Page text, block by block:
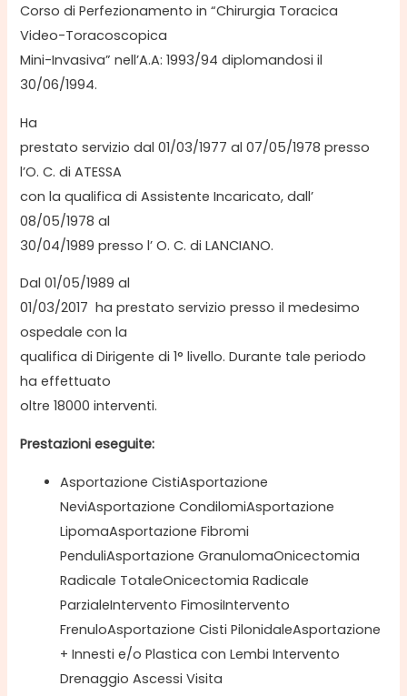
Corso di Perfezionamento in “Chirurgia Toracica
Video-Toracoscopica
Mini-Invasiva” nell’A.A: 1993/94 diplomandosi il
30/06/1994.
Ha
prestato servizio dal 01/03/1977 al 07/05/1978 presso
l’O. C. di ATESSA
con la qualifica di Assistente Incaricato, dall’
08/05/1978 al
30/04/1989 presso l’ O. C. di LANCIANO.
Dal 01/05/1989 al
01/03/2017 ha prestato servizio presso il medesimo
ospedale con la
qualifica di Dirigente di 1° livello. Durante tale periodo
ha effettuato
oltre 18000 interventi.
Prestazioni eseguite:
Asportazione CistiAsportazione
NeviAsportazione CondilomiAsportazione
LipomaAsportazione Fibromi
PenduliAsportazione GranulomaOnicectomia
Radicale TotaleOnicectomia Radicale
ParzialeIntervento FimosiIntervento
FrenuloAsportazione Cisti PilonidaleAsportazione
+ Innesti e/o Plastica con Lembi Intervento
Drenaggio Ascessi Visita